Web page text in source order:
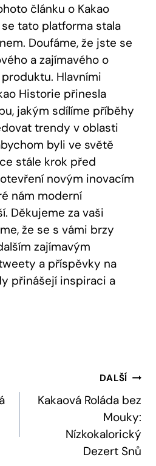
článku o Kakao
tato platforma stala
Doufáme, že jste se
a zajímavého ‍o
Hlavními
Historie přinesla
jakým sdílíme příběhy
trendy⁣ v ‍oblasti
byli ve světě
stále krok před
novým inovacím
nám moderní
Děkujeme za vaši
že ‍se s vámi brzy
zajímavým
a příspěvky na
⁢přinášejí inspiraci a‌
DALŠÍ
Kakaová Roláda bez
Mouky:
Nízkokalorický
Dezert Snů